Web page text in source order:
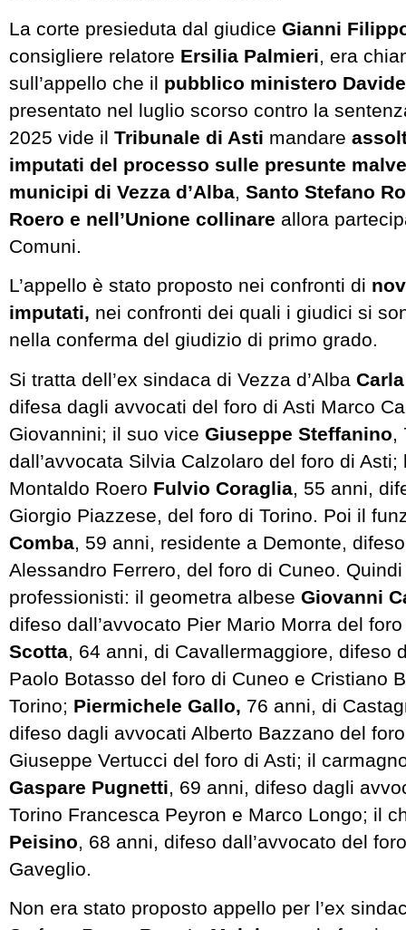
La corte presieduta dal giudice Gianni
consigliere relatore Ersilia Palmieri , era
sull’appello che il pubblico ministero
presentato nel luglio scorso contro la
2025 vide il Tribunale di Asti mandare
imputati del processo sulle presunte
municipi di Vezza d’Alba Santo Stefano
Roero e nell’Unione collinare allora
Comuni.
L’appello è stato proposto nei confronti di
imputati, nei confronti dei quali i giudici si
nella conferma del giudizio di primo grado.
Si tratta dell’ex sindaca di Vezza d’Alba
difesa dagli avvocati del foro di Asti Marco
Giovannini; il suo vice Giuseppe Steffanino,
dall’avvocata Silvia Calzolaro del foro di Asti;
Montaldo Roero Fulvio Coraglia, 55 anni,
Giorgio Piazzese, del foro di Torino. Poi il
Comba, 59 anni, residente a Demonte,
Alessandro Ferrero, del foro di Cuneo.
professionisti: il geometra albese Giovanni
difeso dall’avvocato Pier Mario Morra del
Scotta, 64 anni, di Cavallermaggiore, difeso
Paolo Botasso del foro di Cuneo e Cristiano
Torino; Piermichele Gallo, 76 anni, di
difeso dagli avvocati Alberto Bazzano del
Giuseppe Vertucci del foro di Asti; il
Gaspare Pugnetti, 69 anni, difeso dagli
Torino Francesca Peyron e Marco Longo; il
Peisino, 68 anni, difeso dall’avvocato del
Gaveglio.
Non era stato proposto appello per l’ex